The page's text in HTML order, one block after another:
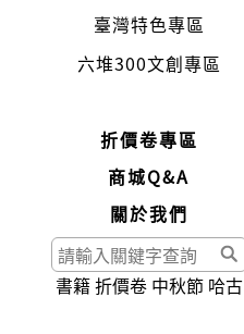
臺灣特色專區
六堆300文創專區
折價卷專區
商城Q&A
關於我們
書籍折價卷 中秋節 哈古